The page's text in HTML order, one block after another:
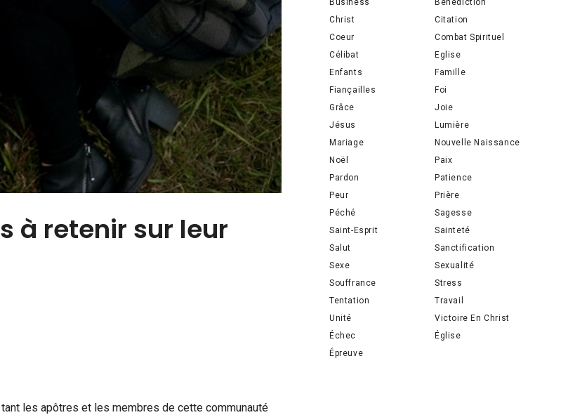
à retenir sur leur
les apôtres et les membres de cette communauté
Business
Bénédiction
Christ
Citation
Coeur
Combat Spirituel
Célibat
Eglise
Enfants
Famille
Fiançailles
Foi
Grâce
Joie
Jésus
Lumière
Mariage
Nouvelle Naissance
Noël
Paix
Pardon
Patience
Peur
Prière
Péché
Sagesse
Saint-Esprit
Sainteté
Salut
Sanctification
Sexe
Sexualité
Souffrance
Stress
Tentation
Travail
Unité
Victoire En Christ
Échec
Église
Épreuve